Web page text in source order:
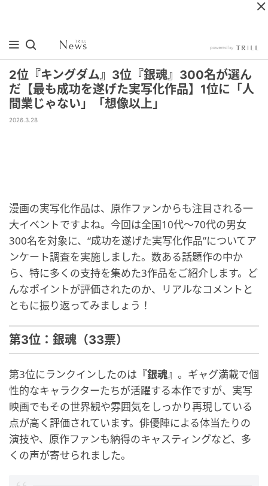
2位『キングダム』3位『銀魂』300名が選ん
だ【最も成功を遂げた実写化作品】1位に「人
間業じゃない」「想像以上」
2026.3.28
漫画の実写化作品は、原作ファンからも注目される一
大イベントですよね。今回は全国10代〜70代の男女
300名を対象に、“成功を遂げた実写化作品”についてア
ンケート調査を実施しました。数ある話題作の中か
ら、特に多くの支持を集めた3作品をご紹介します。ど
んなポイントが評価されたのか、リアルなコメントと
ともに振り返ってみましょう！
第3位：銀魂（33票）
第3位にランクインしたのは『銀魂』。ギャグ満載で個
性的なキャラクターたちが活躍する本作ですが、実写
映画でもその世界観や雰囲気をしっかり再現している
点が高く評価されています。俳優陣による体当たりの
演技や、原作ファンも納得のキャスティングなど、多
くの声が寄せられました。